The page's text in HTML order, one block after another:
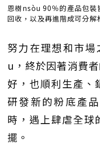
恩樹nsòu 90％的產品包裝
回收，以及再進階成可分
努力在理想和市
u，終於因著消費
好，也順利生產、
研發新的粉底產
時，遇上肆虐全球
擺。